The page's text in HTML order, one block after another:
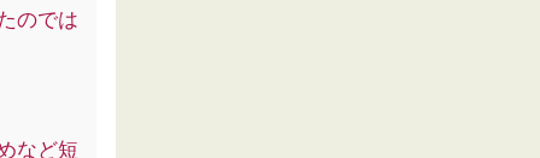
のでは
など短